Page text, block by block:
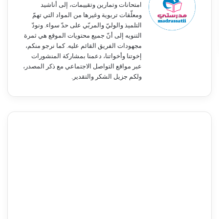
امتحانات وتمارين وتقييمات، إلى أناشيد
ومعلّقات تربوية وغيرها من المواد التي تهمّ
التلميذ والوليّ والمربّي على حدّ سواء. ونودّ
التنويه إلى أنّ جميع محتويات الموقع هي ثمرة
مجهودات الفريق القائم عليه. كما نرجو منكم،
إخوتنا وأخواتنا، دعمنا بمشاركة المنشورات
عبر مواقع التواصل الاجتماعي مع ذكر المصدر،
ولكم جزيل الشكر والتقدير.